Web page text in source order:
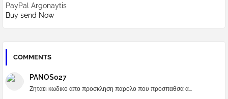
PayPal Argonaytis
Buy send Now
COMMENTS
PANOS027
Ζηταει κωδικο απο προσκληση παρολο που προσπαθσα α...